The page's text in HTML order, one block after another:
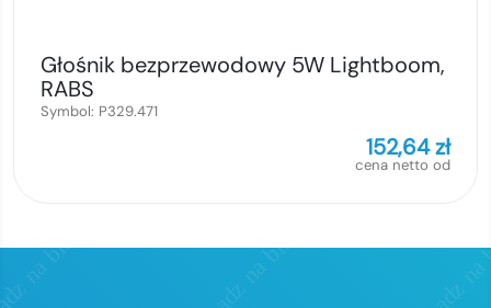
Głośnik bezprzewodowy 5W Lightboom,
RABS
Symbol: P329.471
152,64zł
cena netto od